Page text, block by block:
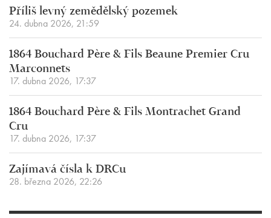
Příliš levný zemědělský pozemek
24. dubna 2026, 21:59
1864 Bouchard Père & Fils Beaune Premier Cru
Marconnets
17. dubna 2026, 17:37
1864 Bouchard Père & Fils Montrachet Grand
Cru
17. dubna 2026, 17:37
Zajímavá čísla k DRCu
28. března 2026, 22:26